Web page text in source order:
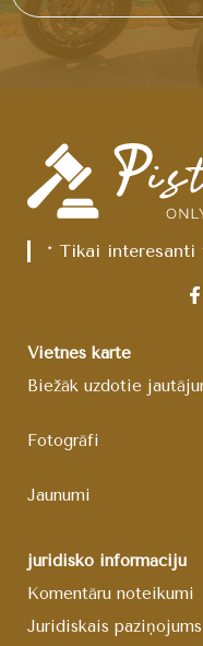
* Tikai interesanti
Vietnes karte
Biežāk uzdotie
Fotogrāfi
Jaunumi
juridisko informāciju
Komentāru noteikumi
Juridiskais paziņojums